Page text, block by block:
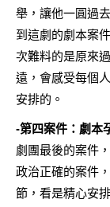
舉，讓他一圓過
到這劇的劇本案
次難料的是原來
遠，會感受每個
安排的。
-第四案件：劇本
劇團最後的案件
政治正確的案件
節，看是精心安